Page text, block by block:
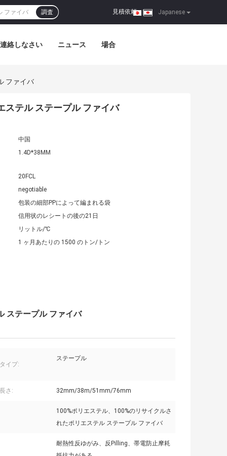
Japanese
見積依頼 |
調査
絡しなさい ニュース 場合
ファイバ
ステル ステープル ファイバ
中国
1.4D*38MM
20FCL
negotiable
包装の細部PPによって編まれる袋
信用状のレシートの後の21日
リットル/℃
1 ヶ月あたりの 1500 のトン/トン
ステープル ファイバ
イプ:
ステープル
さ: 32mm/38m/51mm/76mm
100%ポリエステル、100%のリサイクルさ
れたポリエステル ステープル ファイバ
耐熱性反ゆがみ、反Pilling、帯電防止摩耗